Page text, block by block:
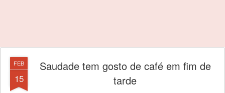
FEB
15
Saudade tem gosto de café em fim de
tarde